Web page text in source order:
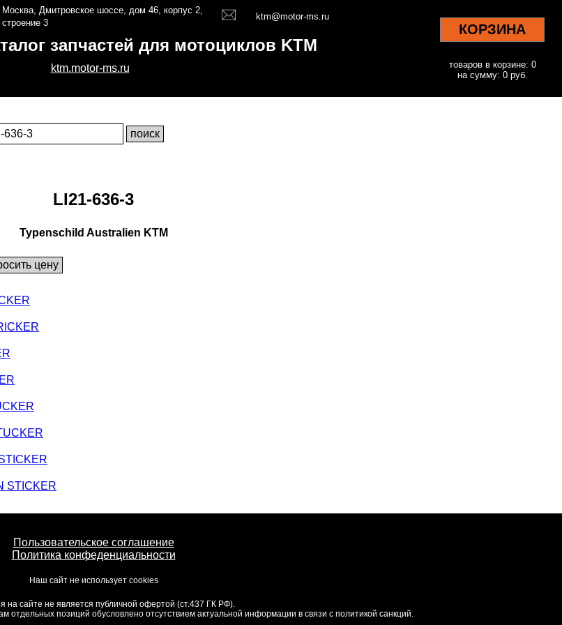
Москва, Дмитровское шоссе, дом 46, корпус 2,
строение 3
ktm@motor-ms.ru
запчастей для мотоциклов KTM
ktm.motor-ms.ru
КОРЗИНА
товаров в корзине: 0
на сумму: 0 руб.
LI21-636-3
Typenschild Australien KTM
STICKER
Пользовательское соглашение
Политика конфеденциальности
Наш сайт не использует cookies
на сайте не является публичной офертой (ст.437 ГК РФ).
отдельных позиций обусловлено отсутствием актуальной информации в связи с политикой санкций.